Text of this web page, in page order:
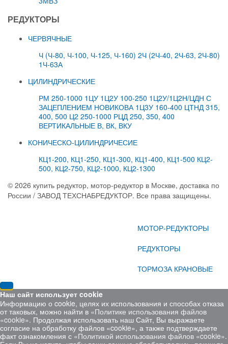
РЕДУКТОРЫ
ЧЕРВЯЧНЫЕ
Ч (Ч-80, Ч-100, Ч-125, Ч-160) 2Ч (2Ч-40, 2Ч-63, 2Ч-80)
1Ч-63А
ЦИЛИНДРИЧЕСКИЕ
РМ 250-1000 1ЦУ 1Ц2У 100-250 1Ц2У/1Ц2Н/ЦДН С
ЗАЦЕПЛЕНИЕМ НОВИКОВА 1Ц3У 160-400 ЦТНД 315,
400, 500 Ц2 250-1000 РЦД 250, 350, 400
ВЕРТИКАЛЬНЫЕ В, ВК, ВКУ
КОНИЧЕСКО-ЦИЛИНДРИЧЕСИЕ
КЦ1-200, КЦ1-250, КЦ1-300, КЦ1-400, КЦ1-500 КЦ2-
500, КЦ2-750, КЦ2-1000, КЦ2-1300
© 2026 купить редуктор, мотор-редуктор в Москве, доставка по
России / ЗАВОД ТЕХСНАБРЕДУКТОР. Все права защищены.
МОТОР-РЕДУКТОРЫ
РЕДУКТОРЫ
ТОРМОЗА КРАНОВЫЕ
Наш сайт использует cookie
Информацию о cookie, целях их использования и способах отказа
от таковых, можно найти в «Политике использования файлов
«cookie». Продолжая использовать наш Сайт, Вы выражаете
согласие на обработку файлов «cookie», а также подтверждаете
факт ознакомления с «Политикой использования файлов «cookie».